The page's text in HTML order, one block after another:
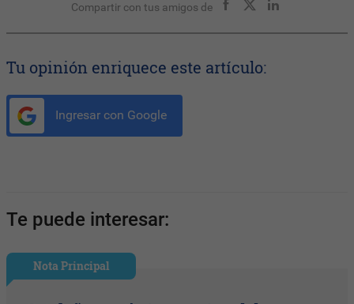
Compartir con tus amigos de
Tu opinión enriquece este artículo:
Ingresar con Google
Te puede interesar:
Nota Principal